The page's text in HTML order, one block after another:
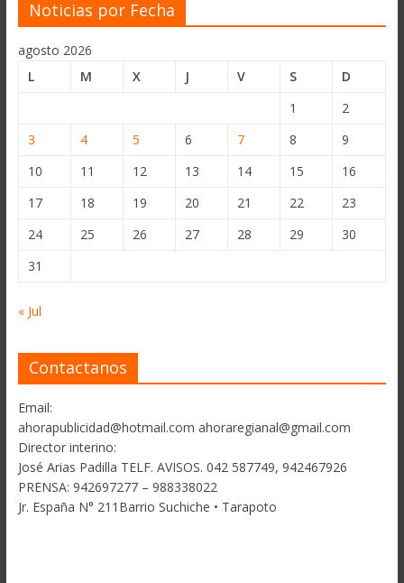
Noticias por Fecha
agosto 2026
L
M X J V S
D
1
2
3
4 5 6 7 8
9
10
11 12 13 14 15
16
17
18 19 20 21 22
23
24
25 26 27 28 29
30
31
« Jul
Contactanos
Email:
ahorapublicidad@hotmail.com ahoraregianal@gmail.com
Director interino:
José Arias Padilla TELF. AVISOS. 042 587749, 942467926
PRENSA: 942697277 – 988338022
Jr. España N° 211Barrio Suchiche • Tarapoto